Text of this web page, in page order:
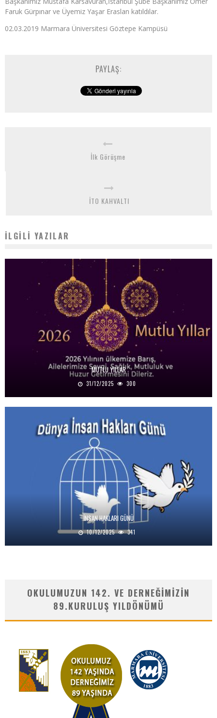
Faruk Gürpınar ve Üyemiz Yaşar Eraslan katıldılar.
02.03.2019 Marmara Üniversitesi Göztepe Kampüsü
PAYLAŞ:
İlk Görüşme
İTO KAHVALTI
İLGILI YAZILAR
MUTLU YILLAR
31/12/2025 300
İNSAN HAKLARI GÜNÜ
10/12/2025 341
OKULUMUZUN 142. VE DERNEĞIMIZIN
89.KURULUŞ YILDÖNÜMÜ